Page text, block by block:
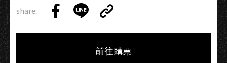
電
聲
share:
on
on
Link
Copy
前往購票